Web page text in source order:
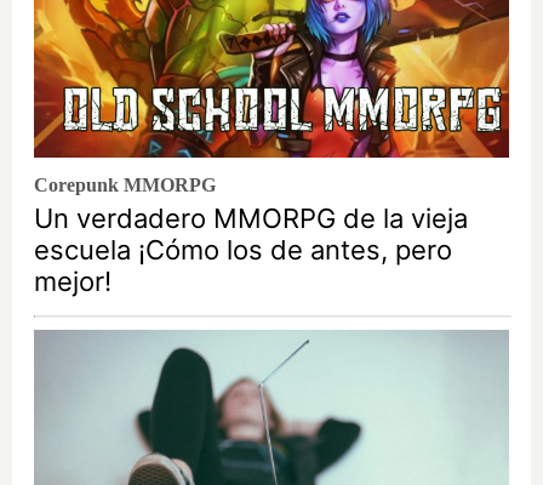
Corepunk MMORPG
Un verdadero MMORPG de la vieja
escuela ¡Cómo los de antes, pero
mejor!